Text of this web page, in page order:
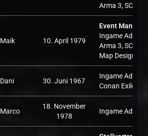
Arma 3, SCUM
Maik 10. April 1979
Event Manager
Ingame Admin:
Arma 3, SCUM,
Map Design,
Dani 30. Juni 1967
Ingame Admin:
Conan Exiles
Marco
18. November
1978
Ingame Admin: